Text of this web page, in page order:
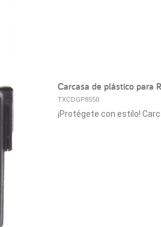
Carcasa de plástico para
TXCDGP8550
¡Protégete con estilo!